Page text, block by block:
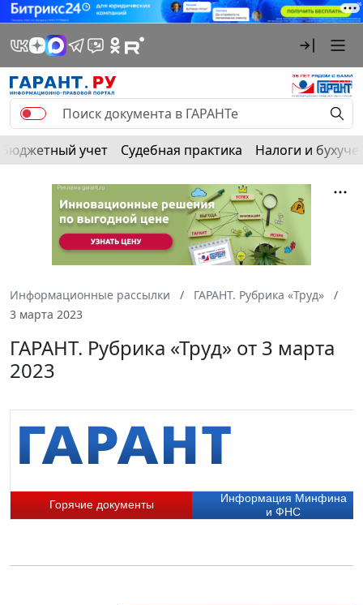
Бюджетный учет Судебная практика Налоги и
Информационные рассылки
ГАРАНТ. Рубрика «Труд»
3 марта 2023
ГАРАНТ. Рубрика «Труд» от 3 марта
2023
Горячие документы
Информация Минфина
и ФНС